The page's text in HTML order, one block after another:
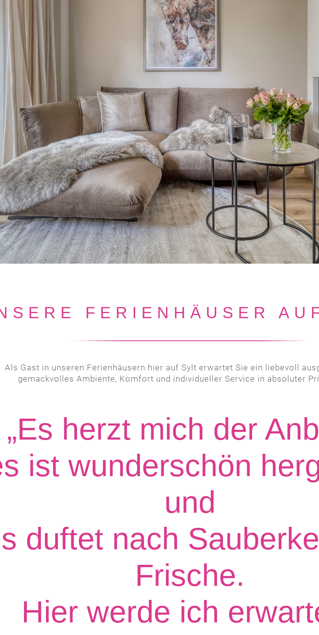
FERIENHÄUSER
Als Gast in unseren Ferienhäusern hier auf Sylt erwartet Sie ein liebevoll
gemackvolles Ambiente, Komfort und individueller Service in absoluter
„Es herzt mich der
ist wunderschön
und
duftet nach
Frische.
Hier werde ich